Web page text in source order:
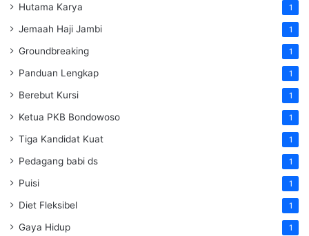
Hutama Karya 1
Jemaah Haji Jambi 1
Groundbreaking 1
Panduan Lengkap 1
Berebut Kursi 1
Ketua PKB Bondowoso 1
Tiga Kandidat Kuat 1
Pedagang babi ds 1
Puisi 1
Diet Fleksibel 1
Gaya Hidup 1